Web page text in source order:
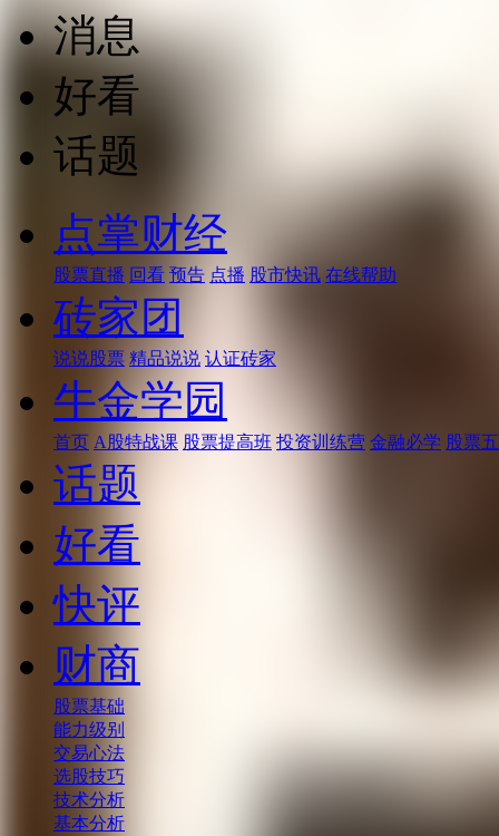
消息
好看
话题
点掌财经
股票直播 回看 预告 点播 股市快讯 在线帮助
砖家团
说说股票 精品说说 认证砖家
牛金学园
首页 A股特战课 股票提高班 投资训练营 金融必学 股票
话题
好看
快评
财商
股票基础
能力级别
交易心法
选股技巧
技术分析
基本分析